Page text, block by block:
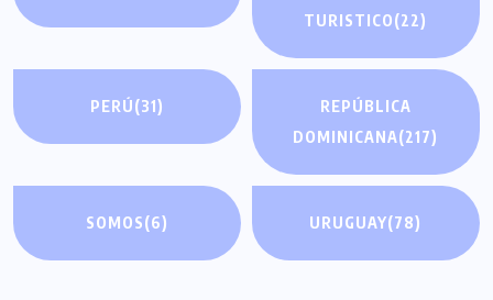
TURISTICO(22)
PERÚ(31)
REPÚBLICA
DOMINICANA(217)
SOMOS(6) URUGUAY(78)